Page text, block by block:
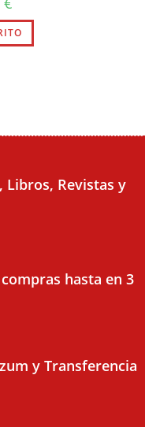
Libros, Revistas y
hasta en 3
y Transferencia